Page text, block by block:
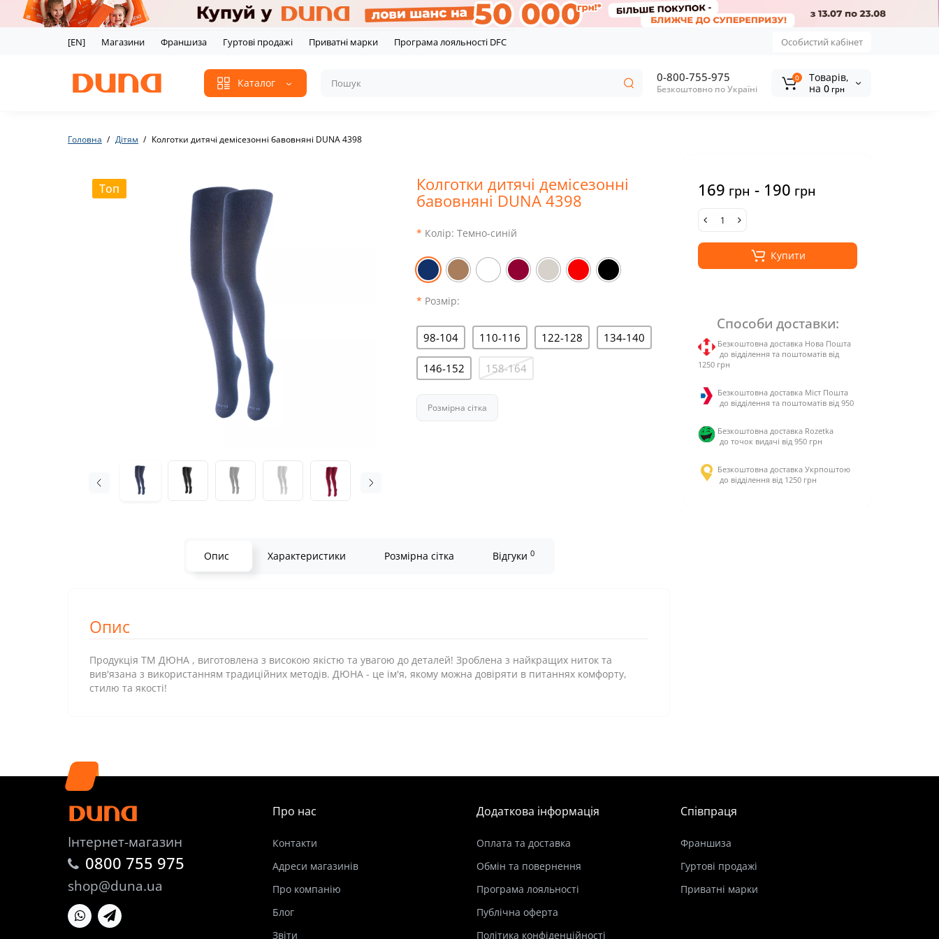
[EN] Магазини Франшиза Гуртові продажі Приватні марки Програма лояльності DFC Особистий кабінет
Каталог 0-800-755-975
Безкоштовно по Україні
0
Tоварів,
на 0 грн
Головна Дітям Колготки дитячі демісезонні бавовняні DUNA 4398
Топ
Колготки дитячі демісезонні
бавовняні DUNA 4398
Колір:Темно-синій
Розмір:
98-104 110-116 122-128 134-140
146-152 158-164
Розмірна сітка
169 грн - 190 грн
Купити
Способи доставки:
Безкоштовна доставка Нова Пошта
до відділення та поштоматів від
1250 грн
Безкоштовна доставка Міст Пошта
до відділення та поштоматів від 950
Безкоштовна доставка Rozetka
до точок видачі від 950 грн
Безкоштовна доставка Укрпоштою
до відділення від 1250 грн
Опис Характеристики Розмірна сітка Відгуки 0
Опис
Продукція ТМ ДЮНА , виготовлена з високою якістю та увагою до деталей! Зроблена з найкращих ниток та
вив'язана з використанням традиційних методів. ДЮНА - це ім'я, якому можна довіряти в питаннях комфорту,
стилю та якості!
Інтернет-магазин
0800 755 975
shop@duna.ua
Про нас
Контакти
Адреси магазинів
Про компанію
Блог
Звіти
Додаткова інформація
Оплата та доставка
Обмін та повернення
Програма лояльності
Публічна оферта
Політика конфіденційності
Співпраця
Франшиза
Гуртові продажі
Приватні марки